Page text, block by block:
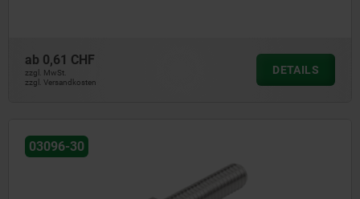
ab 0,61 CHF
zzgl. MwSt.
zzgl. Versandkosten
DETAILS
03096-30